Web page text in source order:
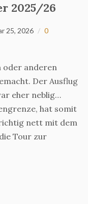
2025/26
25, 2026
0
oder anderen
Der Ausflug
eher neblig…
hat somit
nett mit dem
Tour zur